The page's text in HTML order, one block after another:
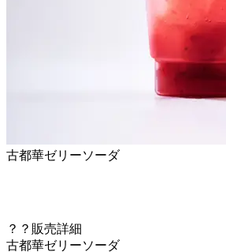
古都華ゼリーソーダ
？？販売詳細
古都華ゼリーソーダ